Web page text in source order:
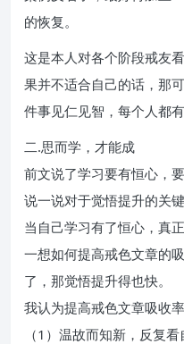
的恢复。
这是本人对各个阶段戒友
果并不适合自己的话，那
件事见仁见智，每个人都
二.思而学，才能成
前文说了学习要有恒心，
说一说对于觉悟提升的关键
当自己学习有了恒心，真
一想如何提高戒色文章的
了，那觉悟提升得也快。
我认为提高戒色文章吸收
（1）温故而知新，反复